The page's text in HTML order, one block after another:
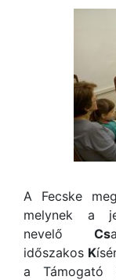
A Fecske
melynek a
nevelő Cs
időszakos K
a Támogató